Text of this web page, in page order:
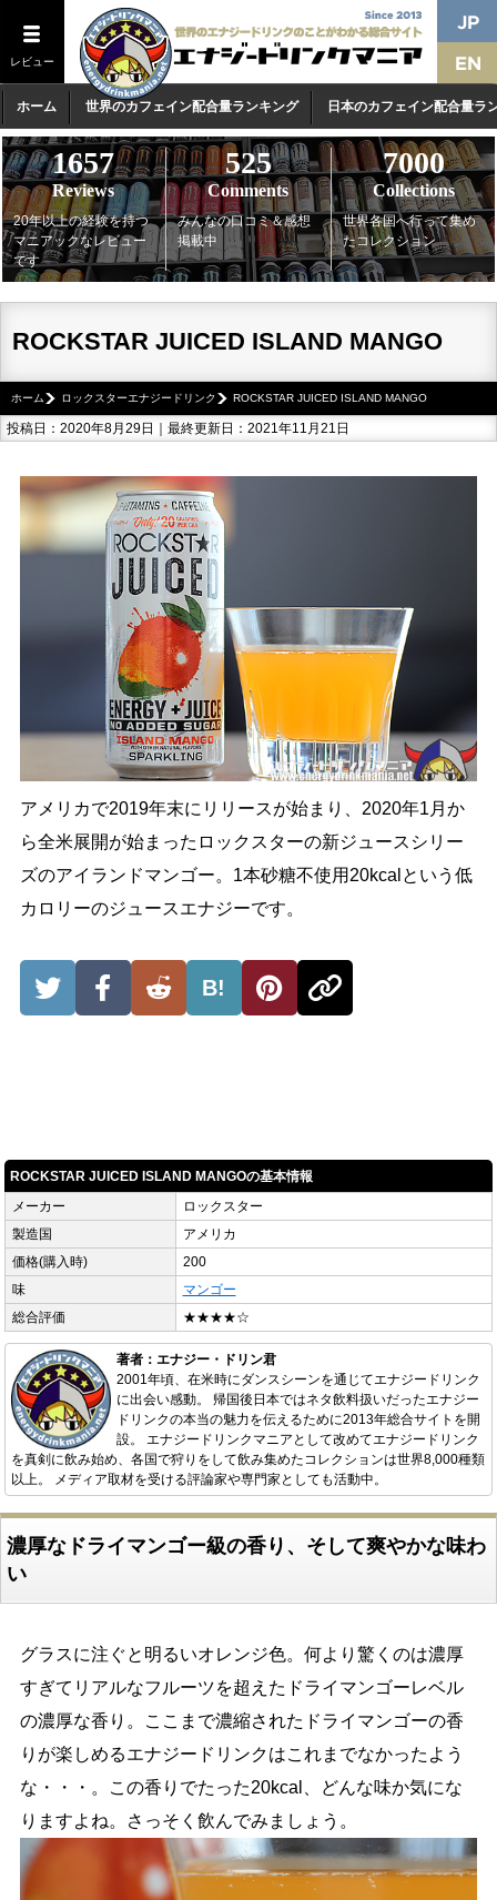
レビュー
ホーム 世界のカフェイン配合量ランキング 日本のカフェイン配合量ラ
1657
Reviews
20年以上の経験を持つ
マニアックなレビュー
です
525
Comments
みんなの口コミ＆感想
掲載中
7000
Collections
世界各国へ行って集め
たコレクション
ROCKSTAR JUICED ISLAND MANGO
ホーム ロックスターエナジードリンク ROCKSTAR JUICED ISLAND MANGO
投稿日：2020年8月29日｜最終更新日：2021年11月21日
アメリカで2019年末にリリースが始まり、2020年1月か
ら全米展開が始まったロックスターの新ジュースシリー
ズのアイランドマンゴー。1本砂糖不使用20kcalという低
カロリーのジュースエナジーです。
B!
ROCKSTAR JUICED ISLAND MANGOの基本情報
メーカー
ロックスター
製造国
アメリカ
価格(購入時)
200
味
マンゴー
総合評価
★★★★☆
著者：エナジー・ドリン君
2001年頃、在米時にダンスシーンを通じてエナジードリンク
に出会い感動。 帰国後日本ではネタ飲料扱いだったエナジー
ドリンクの本当の魅力を伝えるために2013年総合サイトを開
設。 エナジードリンクマニアとして改めてエナジードリンク
を真剣に飲み始め、各国で狩りをして飲み集めたコレクションは世界8,000種類
以上。 メディア取材を受ける評論家や専門家としても活動中。
濃厚なドライマンゴー級の香り、そして爽やかな味わ
い
グラスに注ぐと明るいオレンジ色。何より驚くのは濃厚
すぎてリアルなフルーツを超えたドライマンゴーレベル
の濃厚な香り。ここまで濃縮されたドライマンゴーの香
りが楽しめるエナジードリンクはこれまでなかったよう
な・・・。この香りでたった20kcal、どんな味か気にな
りますよね。さっそく飲んでみましょう。